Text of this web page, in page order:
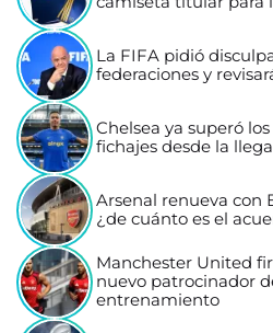
La FIFA pidió
federaciones y
Chelsea ya superó
fichajes desde la
Arsenal renueva con
¿de cuánto es el
Manchester United
nuevo patrocinador
entrenamiento